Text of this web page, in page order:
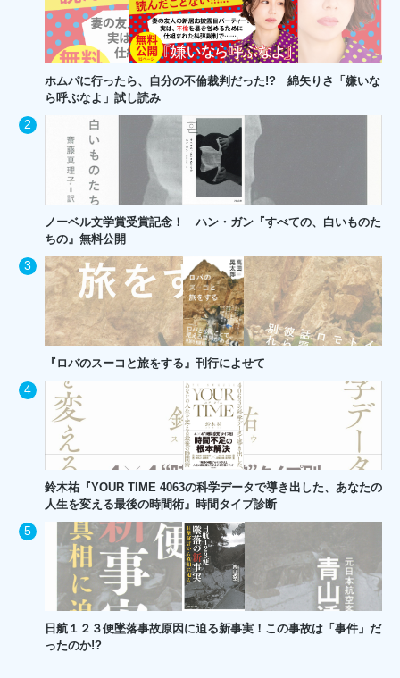
ホムパに行ったら、自分の不倫裁判だった!? 綿矢りさ「嫌いな
ら呼ぶなよ」試し読み
ノーベル文学賞受賞記念！ ハン・ガン『すべての、白いものた
ちの』無料公開
『ロバのスーコと旅をする』刊行によせて
鈴木祐『YOUR TIME 4063の科学データで導き出した、あなたの
人生を変える最後の時間術』時間タイプ診断
日航１２３便墜落事故原因に迫る新事実！この事故は「事件」だ
ったのか!?